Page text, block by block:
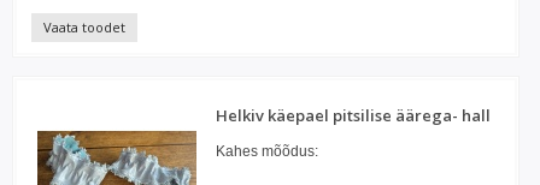
Vaata toodet
Helkiv käepael pitsilise äärega- hall
Kahes mõõdus: